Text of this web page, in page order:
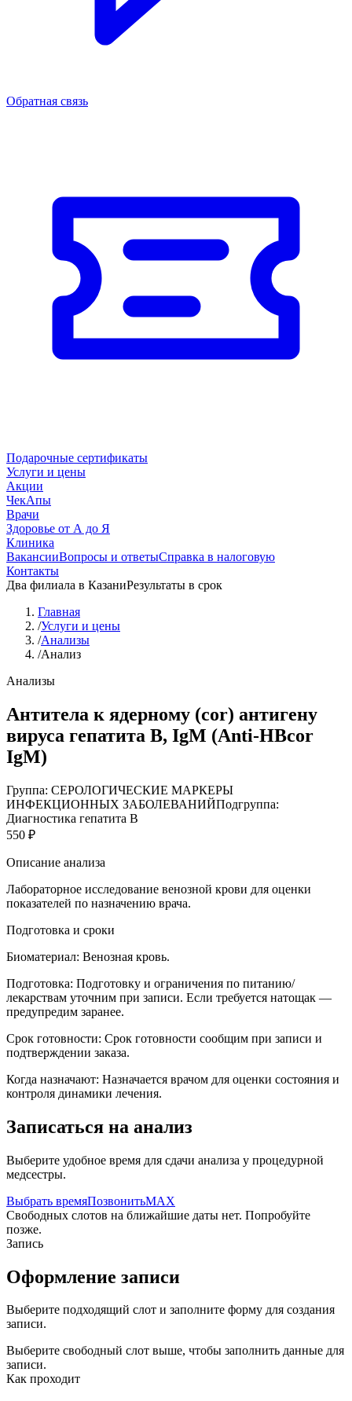
Обратная связь
Подарочные сертификаты
Услуги и цены
Акции
ЧекАпы
Врачи
Здоровье от А до Я
Клиника
ВакансииВопросы и ответыСправка в налоговую
Контакты
Два филиала в КазаниРезультаты в срок
Главная
/Услуги и цены
/Анализы
/Анализ
Анализы
Антитела к ядерному (cor) антигену
вируса гепатита В, IgM (Anti-HBcor
IgM)
Группа: СЕРОЛОГИЧЕСКИЕ МАРКЕРЫ
ИНФЕКЦИОННЫХ ЗАБОЛЕВАНИЙПодгруппа:
Диагностика гепатита В
550 ₽
Описание анализа
Лабораторное исследование венозной крови для оценки
показателей по назначению врача.
Подготовка и сроки
Биоматериал: Венозная кровь.
Подготовка: Подготовку и ограничения по питанию/
лекарствам уточним при записи. Если требуется натощак —
предупредим заранее.
Срок готовности: Срок готовности сообщим при записи и
подтверждении заказа.
Когда назначают: Назначается врачом для оценки состояния и
контроля динамики лечения.
Записаться на анализ
Выберите удобное время для сдачи анализа у процедурной
медсестры.
Выбрать времяПозвонитьMAX
Свободных слотов на ближайшие даты нет. Попробуйте
позже.
Запись
Оформление записи
Выберите подходящий слот и заполните форму для создания
записи.
Выберите свободный слот выше, чтобы заполнить данные для
записи.
Как проходит